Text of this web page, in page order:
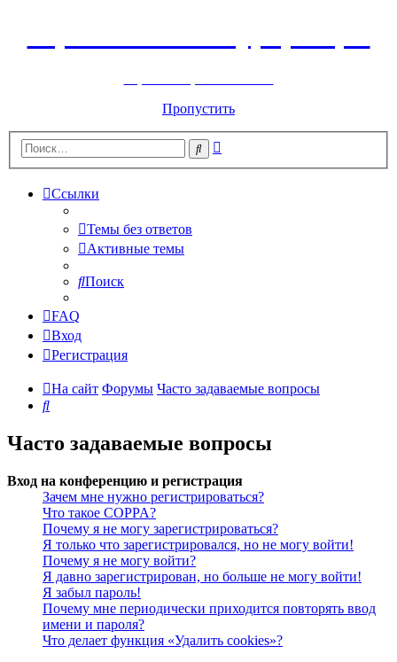
Пропустить
Поиск
Ссылки
Темы без ответов
Активные темы
Поиск
FAQ
Вход
Регистрация
На сайт Форумы Часто задаваемые вопросы
Поиск
Часто задаваемые вопросы
Вход на конференцию и регистрация
Зачем мне нужно регистрироваться?
Что такое COPPA?
Почему я не могу зарегистрироваться?
Я только что зарегистрировался, но не могу войти!
Почему я не могу войти?
Я давно зарегистрирован, но больше не могу войти!
Я забыл пароль!
Почему мне периодически приходится повторять ввод
имени и пароля?
Что делает функция «Удалить cookies»?